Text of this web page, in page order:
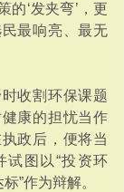
的‘发夹弯’，更
最响亮、最无
收割环保课题
康的担忧当作
政后，便将当
试图以“投资环
”作为辩解。